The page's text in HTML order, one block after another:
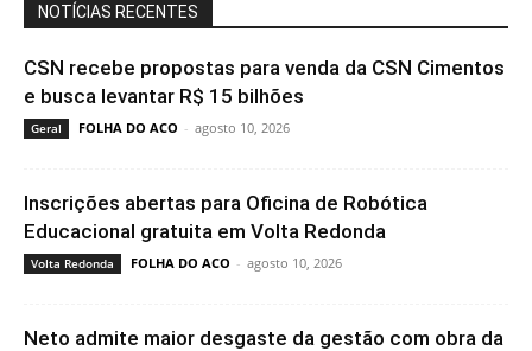
NOTÍCIAS RECENTES
CSN recebe propostas para venda da CSN Cimentos
e busca levantar R$ 15 bilhões
Geral FOLHA DO ACO - agosto 10, 2026
Inscrições abertas para Oficina de Robótica
Educacional gratuita em Volta Redonda
Volta Redonda FOLHA DO ACO - agosto 10, 2026
Neto admite maior desgaste da gestão com obra da